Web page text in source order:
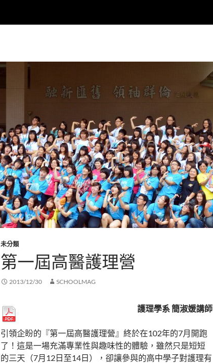
未分類
第一屆高醫護理營
2013/12/30 SCHOOLMAG
護理學系 簡淑媛講師
引領企盼的『第一屆高醫護理營』終於在102年的7月開跑
了！這是一場充滿專業性與趣味性的體驗，雖然只是短短
的三天（7月12日至14日），卻讓參與的高中學子對護理有